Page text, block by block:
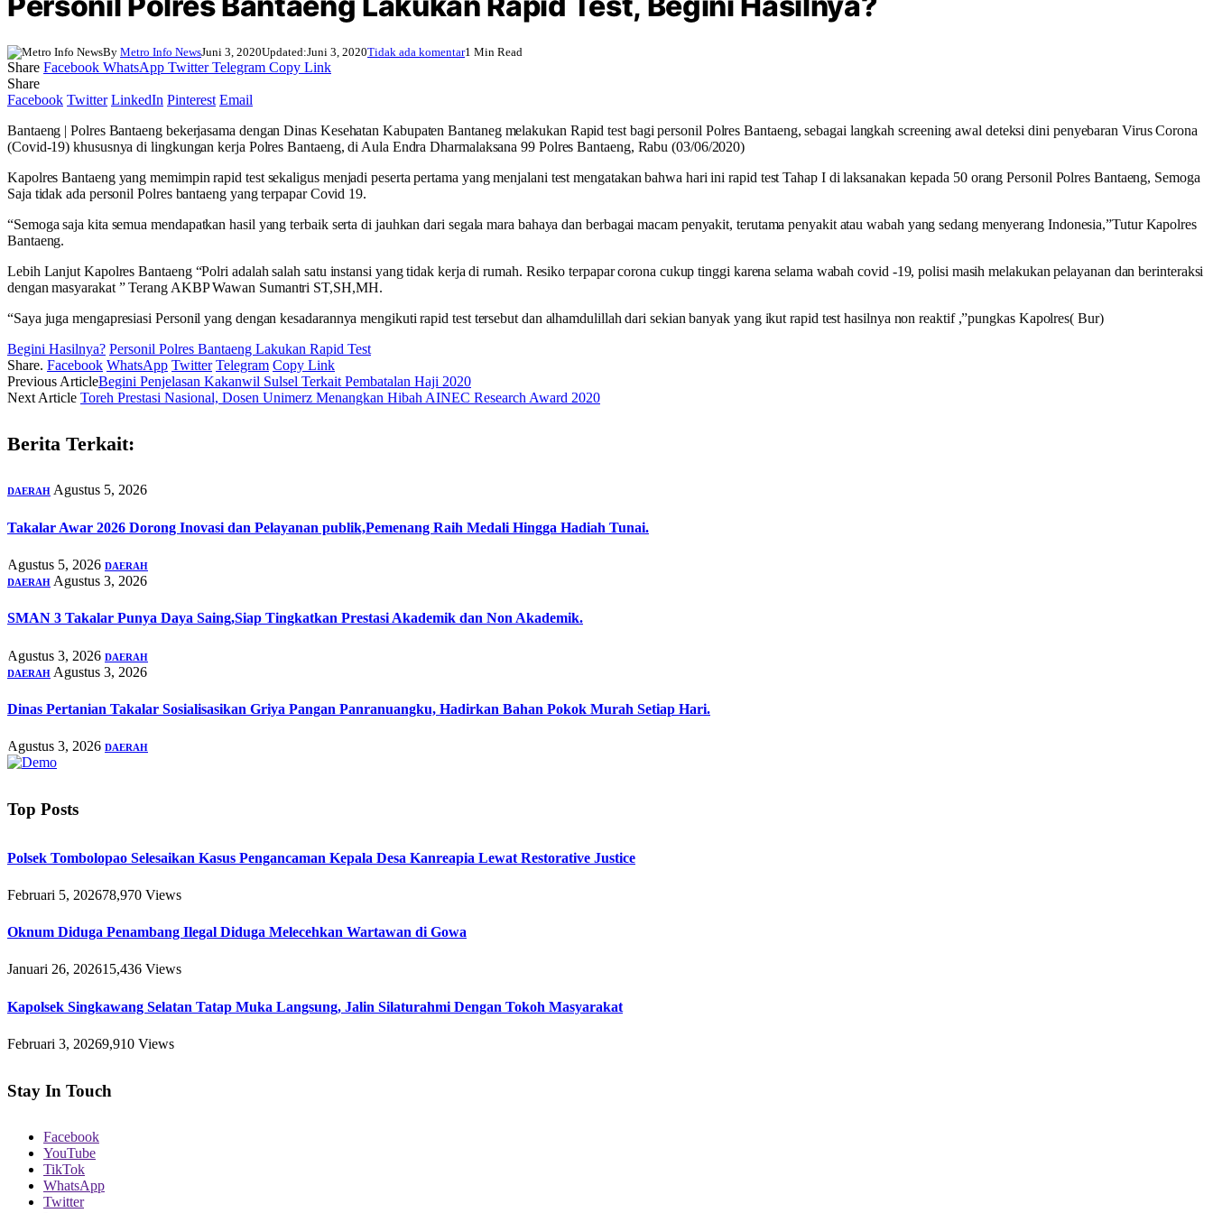
By Metro Info NewsJuni 3, 2020Updated:Juni 3, 2020Tidak ada komentar1 Min Read
Share Facebook WhatsApp Twitter Telegram Copy Link
Share
Facebook Twitter LinkedIn Pinterest Email
Bantaeng | Polres Bantaeng bekerjasama dengan Dinas Kesehatan Kabupaten Bantaneg melakukan Rapid test bagi personil Polres Bantaeng, sebagai langkah screening awal deteksi dini penyebaran Virus Corona
(Covid-19) khususnya di lingkungan kerja Polres Bantaeng, di Aula Endra Dharmalaksana 99 Polres Bantaeng, Rabu (03/06/2020)
Kapolres Bantaeng yang memimpin rapid test sekaligus menjadi peserta pertama yang menjalani test mengatakan bahwa hari ini rapid test Tahap I di laksanakan kepada 50 orang Personil Polres Bantaeng, Semoga
Saja tidak ada personil Polres bantaeng yang terpapar Covid 19.
“Semoga saja kita semua mendapatkan hasil yang terbaik serta di jauhkan dari segala mara bahaya dan berbagai macam penyakit, terutama penyakit atau wabah yang sedang menyerang Indonesia,”Tutur Kapolres
Bantaeng.
Lebih Lanjut Kapolres Bantaeng “Polri adalah salah satu instansi yang tidak kerja di rumah. Resiko terpapar corona cukup tinggi karena selama wabah covid -19, polisi masih melakukan pelayanan dan berinteraksi
dengan masyarakat ” Terang AKBP Wawan Sumantri ST,SH,MH.
“Saya juga mengapresiasi Personil yang dengan kesadarannya mengikuti rapid test tersebut dan alhamdulillah dari sekian banyak yang ikut rapid test hasilnya non reaktif ,”pungkas Kapolres( Bur)
Begini Hasilnya? Personil Polres Bantaeng Lakukan Rapid Test
Share. Facebook WhatsApp Twitter Telegram Copy Link
Previous ArticleBegini Penjelasan Kakanwil Sulsel Terkait Pembatalan Haji 2020
Next Article Toreh Prestasi Nasional, Dosen Unimerz Menangkan Hibah AINEC Research Award 2020
Berita Terkait:
DAERAH Agustus 5, 2026
Takalar Awar 2026 Dorong Inovasi dan Pelayanan publik,Pemenang Raih Medali Hingga Hadiah Tunai.
Agustus 5, 2026 DAERAH
DAERAH Agustus 3, 2026
SMAN 3 Takalar Punya Daya Saing,Siap Tingkatkan Prestasi Akademik dan Non Akademik.
Agustus 3, 2026 DAERAH
DAERAH Agustus 3, 2026
Dinas Pertanian Takalar Sosialisasikan Griya Pangan Panranuangku, Hadirkan Bahan Pokok Murah Setiap Hari.
Agustus 3, 2026 DAERAH
Top Posts
Polsek Tombolopao Selesaikan Kasus Pengancaman Kepala Desa Kanreapia Lewat Restorative Justice
Februari 5, 202678,970 Views
Oknum Diduga Penambang Ilegal Diduga Melecehkan Wartawan di Gowa
Januari 26, 202615,436 Views
Kapolsek Singkawang Selatan Tatap Muka Langsung, Jalin Silaturahmi Dengan Tokoh Masyarakat
Februari 3, 20269,910 Views
Stay In Touch
Facebook
YouTube
TikTok
WhatsApp
Twitter